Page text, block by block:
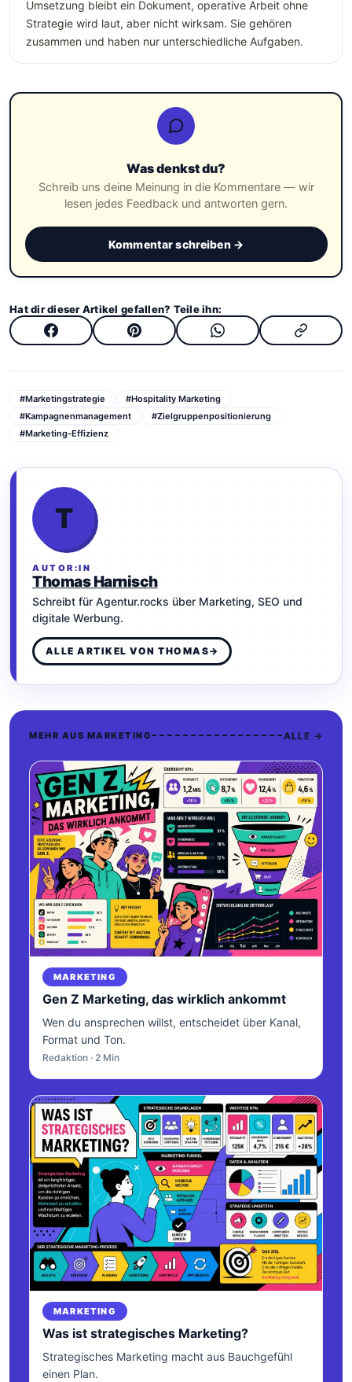
Umsetzung bleibt ein Dokument, operative Arbeit ohne
Strategie wird laut, aber nicht wirksam. Sie gehören
zusammen und haben nur unterschiedliche Aufgaben.
Was denkst du?
Schreib uns deine Meinung in die Kommentare — wir
lesen jedes Feedback und antworten gern.
Kommentar schreiben →
Hat dir dieser Artikel gefallen? Teile ihn:
#Marketingstrategie
#Hospitality Marketing
#Kampagnenmanagement
#Zielgruppenpositionierung
#Marketing-Effizienz
T
AUTOR:IN
Thomas Harnisch
Schreibt für Agentur.rocks über Marketing, SEO und
digitale Werbung.
ALLE ARTIKEL VON THOMAS→
MEHR AUS MARKETING ALLE →
MARKETING
Gen Z Marketing, das wirklich ankommt
Wen du ansprechen willst, entscheidet über Kanal,
Format und Ton.
Redaktion · 2 Min
MARKETING
Was ist strategisches Marketing?
Strategisches Marketing macht aus Bauchgefühl
einen Plan.